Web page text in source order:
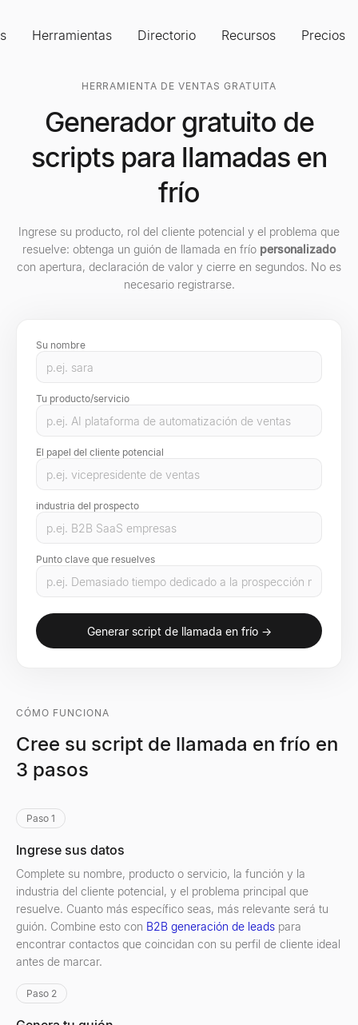
Herramientas Directorio Recursos Precios
HERRAMIENTA DE VENTAS GRATUITA
Generador gratuito de
scripts para llamadas en
frío
Ingrese su producto, rol del cliente potencial y el problema que
resuelve: obtenga un guión de llamada en frío personalizado
con apertura, declaración de valor y cierre en segundos. No es
necesario registrarse.
Su nombre
Tu producto/servicio
El papel del cliente potencial
industria del prospecto
Punto clave que resuelves
Generar script de llamada en frío →
CÓMO FUNCIONA
Cree su script de llamada en frío en
3 pasos
Paso 1
Ingrese sus datos
Complete su nombre, producto o servicio, la función y la
industria del cliente potencial, y el problema principal que
resuelve. Cuanto más específico seas, más relevante será tu
guión. Combine esto con B2B generación de leads para
encontrar contactos que coincidan con su perfil de cliente ideal
antes de marcar.
Paso 2